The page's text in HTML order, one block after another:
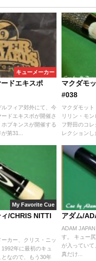
キューメーカー
ドエキスポ
フィア郊外にて、今
ドエキスポが開催さ
プキンスが開催する
第31...
マクダモ
#038
マクダモッ
リリン・モ
フ野田のコ
レクションし
My Favorite Cue
/CHRIS NITTI
カー、クリス・ニッ
年に最初のキュ
なので、もう30年
アダム/
ADAM
す。 キュー
が入ってい
真だけ...